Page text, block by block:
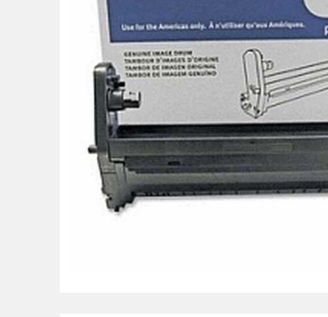
POS uređaji i operma
Mrežna oprema
Alarmi i video nadzor
Printeri i skeneri
Stolice i stolovi
Novčanici